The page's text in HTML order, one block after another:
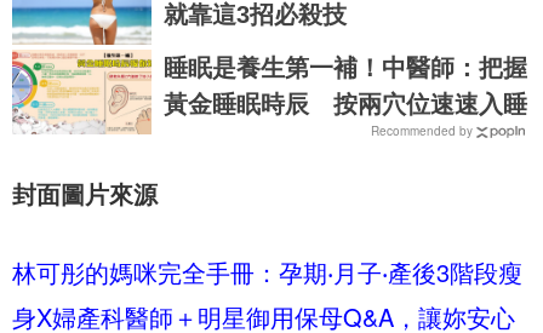
就靠這3招必殺技
睡眠是養生第一補！中醫師：把握
黃金睡眠時辰 按兩穴位速速入睡
Recommended by
封面圖片來源
林可彤的媽咪完全手冊：孕期‧月子‧產後3階段瘦
身X婦產科醫師＋明星御用保母Q&A，讓妳安心